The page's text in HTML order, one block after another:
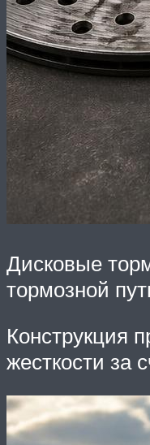
Дисковые
тормозной
Конструкция
жесткости за